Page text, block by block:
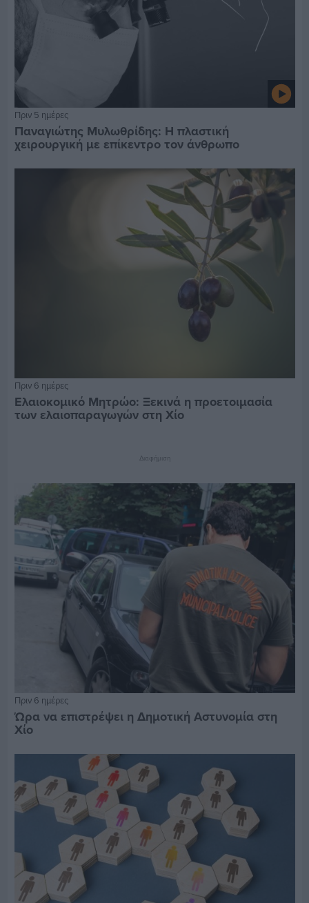
Πριν 5 ημέρες
Παναγιώτης Μυλωθρίδης: Η πλαστική
χειρουργική με επίκεντρο τον άνθρωπο
Πριν 6 ημέρες
Ελαιοκομικό Μητρώο: Ξεκινά η προετοιμασία
των ελαιοπαραγωγών στη Χίο
Διαφήμιση
Πριν 6 ημέρες
Ώρα να επιστρέψει η Δημοτική Αστυνομία στη
Χίο